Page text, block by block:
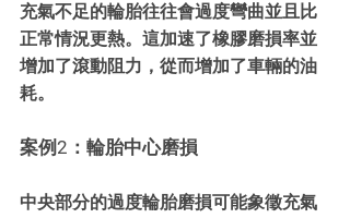
充氣不足的輪胎往往會過度彎曲並且比
正常情況更熱。這加速了橡膠磨損率並
增加了滾動阻力，從而增加了車輛的油
耗。
案例2：輪胎中心磨損
中央部分的過度輪胎磨損可能象徵充氣